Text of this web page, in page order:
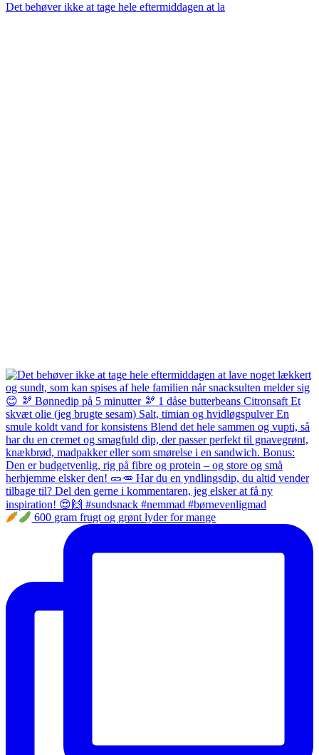
Det behøver ikke at tage hele eftermiddagen at la
600 gram frugt og grønt lyder for mange